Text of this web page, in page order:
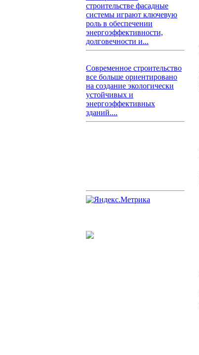
строительстве фасадные
системы играют ключевую
роль в обеспечении
энергоэффективности,
долговечности и...
Современное строительство
все больше ориентировано
на создание экологически
устойчивых и
энергоэффективных
зданий....